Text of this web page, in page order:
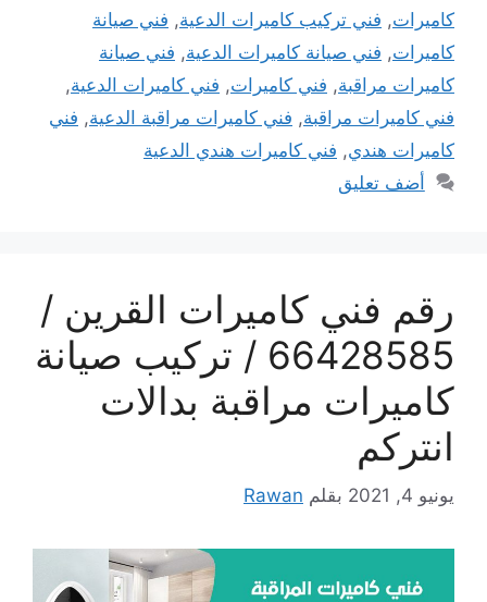
كاميرات, فني تركيب كاميرات الدعية, فني صيانة
كاميرات, فني صيانة كاميرات الدعية, فني صيانة
كاميرات مراقبة, فني كاميرات, فني كاميرات الدعية,
فني كاميرات مراقبة, فني كاميرات مراقبة الدعية, فني
كاميرات هندي, فني كاميرات هندي الدعية
أضف تعليق
رقم فني كاميرات القرين /
66428585 / تركيب صيانة
كاميرات مراقبة بدالات
انتركم
يونيو 4, 2021 بقلم Rawan